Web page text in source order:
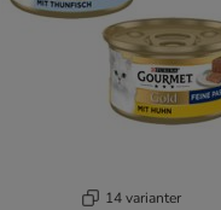
14 varianter